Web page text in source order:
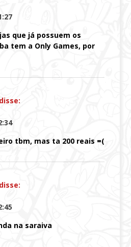
que já possuem os
tem a Only Games, por
disse:
tbm, mas ta 200 reais =(
disse:
na saraiva